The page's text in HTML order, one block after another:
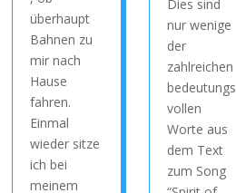
überhaupt
Bahnen zu
mir nach
Hause
fahren.
Einmal
wieder sitze
ich bei
meinem
Dies sind
nur wenige
der
zahlreichen
bedeutungs
vollen
Worte aus
dem Text
zum Song